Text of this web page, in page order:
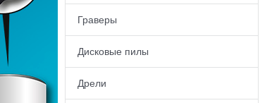
Граверы
Дисковые пилы
Дрели